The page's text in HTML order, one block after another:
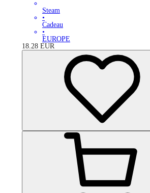
Steam
•
Cadeau
•
EUROPE
18.28 EUR